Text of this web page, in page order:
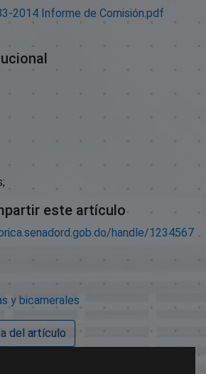
2014 Informe de Comisión.pdf
este artículo
handle/1234567
y bicamerales
del artículo